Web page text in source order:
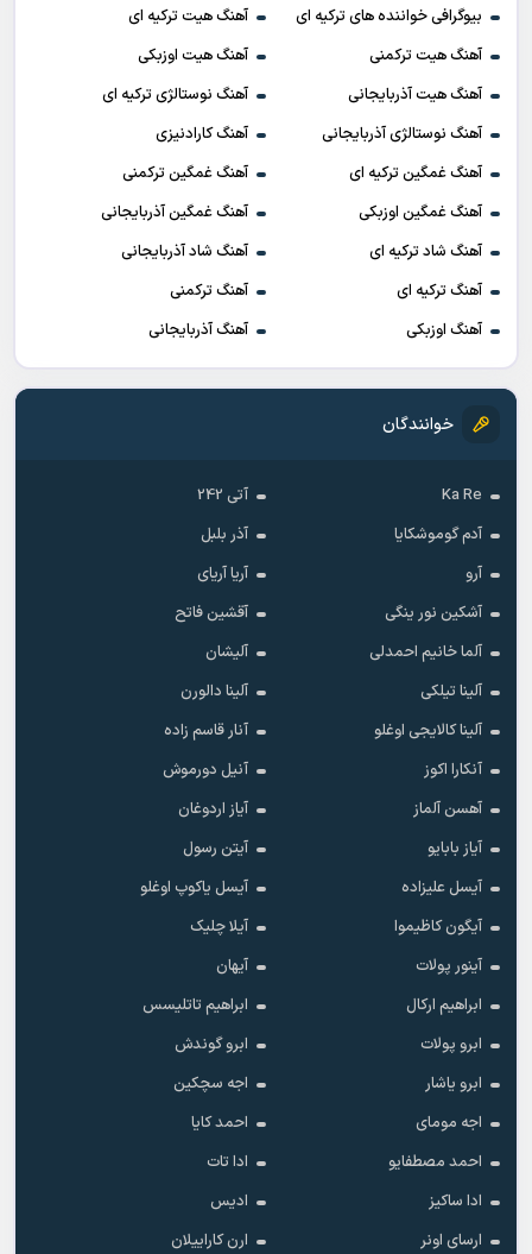
بیوگرافی خواننده های ترکیه ای
آهنگ هیت ترکیه ای
آهنگ هیت ترکمنی
آهنگ هیت اوزبکی
آهنگ هیت آذربایجانی
آهنگ نوستالژی ترکیه ای
آهنگ نوستالژی آذربایجانی
آهنگ کارادنیزی
آهنگ غمگین ترکیه ای
آهنگ غمگین ترکمنی
آهنگ غمگین اوزبکی
آهنگ غمگین آذربایجانی
آهنگ شاد ترکیه ای
آهنگ شاد آذربایجانی
آهنگ ترکیه ای
آهنگ ترکمنی
آهنگ اوزبکی
آهنگ آذربایجانی
خوانندگان
Ka Re
آتی 242
آدم گوموشکایا
آذر بلبل
آرو
آریا آریای
آشکین نور ینگی
آقشین فاتح
آلما خانیم احمدلی
آلیشان
آلینا تیلکی
آلینا دالورن
آلینا کالایجی اوغلو
آنار قاسم زاده
آنکارا اکوز
آنیل دورموش
آهسن آلماز
آیاز اردوغان
آیاز بابایو
آیتن رسول
آیسل علیزاده
آیسل یاکوپ اوغلو
آیگون کاظیموا
آیلا چلیک
آینور پولات
آیهان
ابراهیم ارکال
ابراهیم تاتلیسس
ابرو پولات
ابرو گوندش
ابرو یاشار
اجه سچکین
اجه مومای
احمد کایا
احمد مصطفایو
ادا تات
ادا ساکیز
ادیس
ارسای اونر
ارن کاراییلان